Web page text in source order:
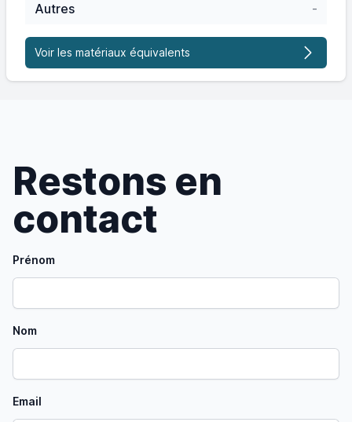
Autres
-
Voir les matériaux équivalents
Restons en
contact
Prénom
Nom
Email